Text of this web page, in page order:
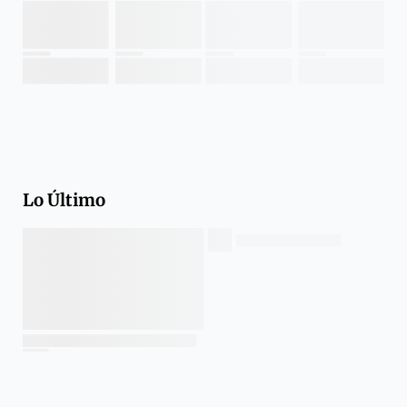
Lo Último